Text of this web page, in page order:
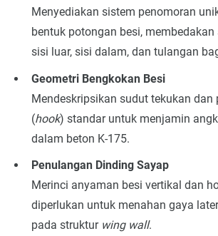
Menyediakan sistem penomoran
bentuk potongan besi,
sisi luar, sisi dalam, dan tulangan
Geometri Bengkokan Besi
Mendeskripsikan sudut tekukan dan
(hook) standar untuk menjamin
dalam beton K-175.
Penulangan Dinding Sayap
Merinci anyaman besi vertikal dan
diperlukan untuk menahan gaya
pada struktur wing wall.